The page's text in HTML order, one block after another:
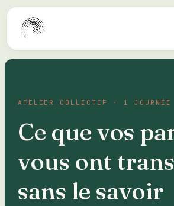
Aller au contenu
ATELIER COLLECTIF · 1 JOURNÉE
Ce que vos
vous ont
sans le savoir